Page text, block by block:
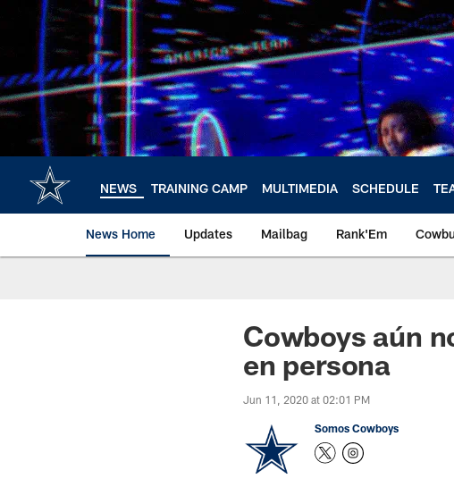
content
NEWS TRAINING CAMP MULTIMEDIA SCHEDULE
News Home Updates Mailbag Rank'Em
Cowboys aún
en persona
Jun 11, 2020 at 02:01 PM
Somos Cowboys